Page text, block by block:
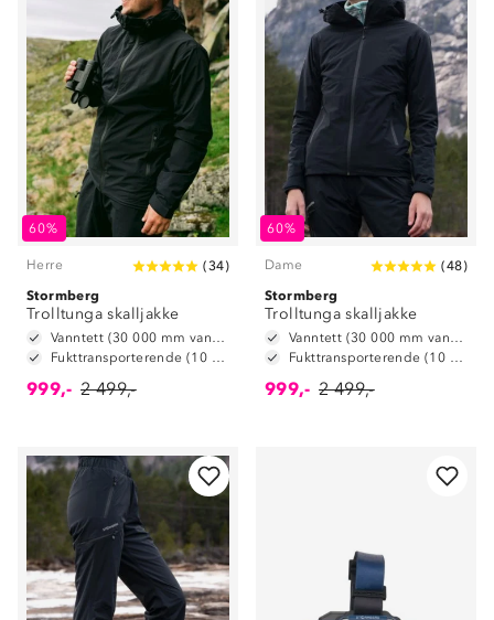
60%
Herre (34)
Stormberg
Trolltunga skalljakke
Vanntett (30 000 mm vannsøyle)
Fukttransporterende (10 000 g/m2/24t)
999,- 2 499,-
60%
Dame (48)
Stormberg
Trolltunga skalljakke
Vanntett (30 000 mm vannsøyle)
Fukttransporterende (10 000 g/m2/24t)
999,- 2 499,-